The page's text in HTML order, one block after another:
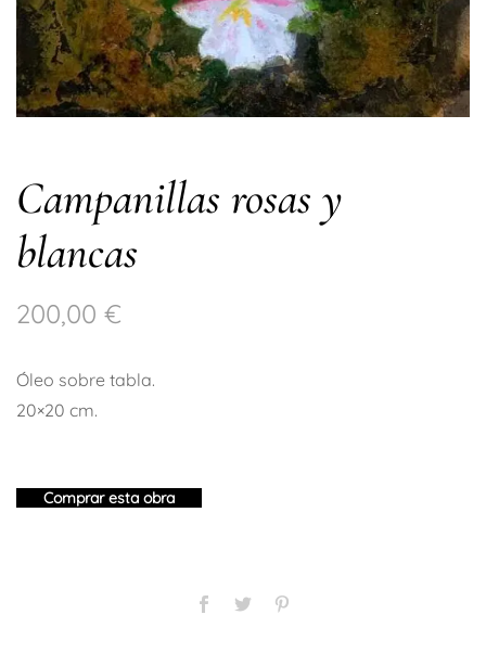
Campanillas rosas y
blancas
200,00 €
Óleo sobre tabla.
20×20 cm.
Comprar esta obra